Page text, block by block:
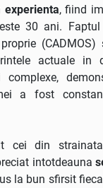
experienta, fiind
30 ani.
actuale in
a fost
cei din
intotdeauna
la bun sfirsit